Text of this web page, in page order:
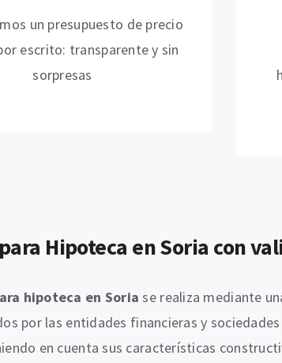
un presupuesto de precio
escrito: transparente y sin
sorpresas
Hipoteca en Soria con
hipoteca en Soria se realiza mediante
por las entidades financieras y
en cuenta sus características